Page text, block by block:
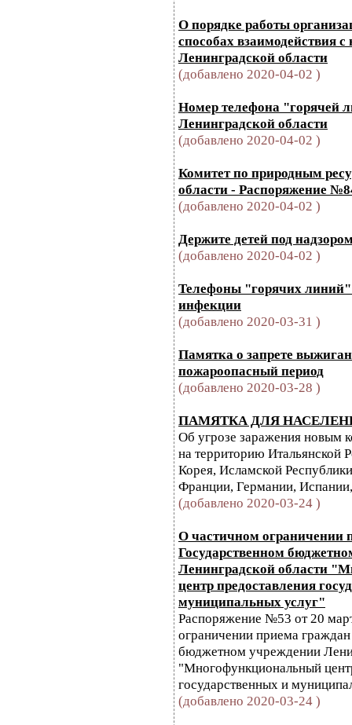
О порядке работы
способах взаимодействия
Ленинградской области
(добавлено 2020-04-02 )
Номер телефона "горячей
Ленинградской области
(добавлено 2020-04-02 )
Комитет по природным
области - Распоряжение
(добавлено 2020-04-02 )
Держите детей под
(добавлено 2020-04-02 )
Телефоны "горячих линий"
инфекции
(добавлено 2020-03-31 )
Памятка о запрете
пожароопасный период
(добавлено 2020-03-28 )
ПАМЯТКА ДЛЯ
Об угрозе заражения новым
на территорию Итальянской
Корея, Исламской
Франции, Германии, Испании,
(добавлено 2020-03-24 )
О частичном ограничении
Государственном
Ленинградской области
центр предоставления
муниципальных услуг"
Распоряжение №53 от 20
ограничении приема
бюджетном учреждении
"Многофункциональный
государственных и
(добавлено 2020-03-24 )